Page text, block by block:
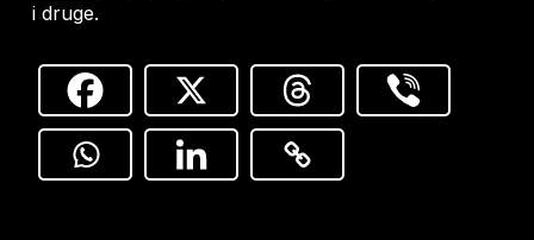
i druge.